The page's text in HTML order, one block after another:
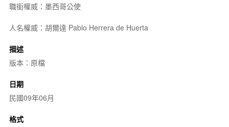
職銜權威：墨西哥公使
人名權威：胡爾達 Pablo Herrera de Huerta
描述
版本：原檔
日期
民國09年06月
格式